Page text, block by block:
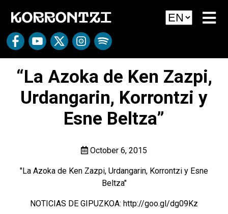
“La Azoka de Ken Zazpi,
Urdangarin, Korrontzi y
Esne Beltza”
October 6, 2015
"La Azoka de Ken Zazpi, Urdangarin, Korrontzi y Esne
Beltza"
NOTICIAS DE GIPUZKOA: http://goo.gl/dg09Kz